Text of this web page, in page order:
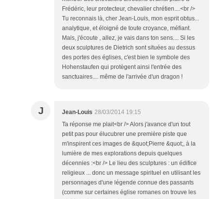
Frédéric, leur protecteur, chevalier chrétien....<br />
Tu reconnais là, cher Jean-Louis, mon esprit obtus...
analytique, et éloigné de toute croyance, méfiant.
Mais, j'écoute , allez, je vais dans ton sens.... Si les
deux sculptures de Dietrich sont situées au dessus
des portes des églises, c'est bien le symbole des
Hohenstaufen qui protègent ainsi l'entrée des
sanctuaires.... même de l'arrivée d'un dragon !
J Jean-Louis 28/03/2014 19:15
Ta réponse me plait<br /> Alors j'avance d'un tout
petit pas pour élucubrer une première piste que
m'inspirent ces images de &quot;Pierre &quot;, à la
lumière de mes explorations depuis quelques
décennies :<br /> Le lieu des sculptures : un édifice
religieux ... donc un message spirituel en utilisant les
personnages d'une légende connue des passants
(comme sur certaines église romanes on trouve les